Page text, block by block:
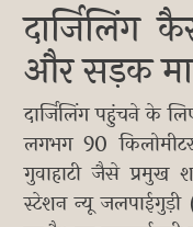
दार्जिलिंग
और सड़क
दार्जिलिंग पहुंचने के
लगभग 90
गुवाहाटी जैसे प्रमुख
स्टेशन न्यू जलपाईगुड़ी